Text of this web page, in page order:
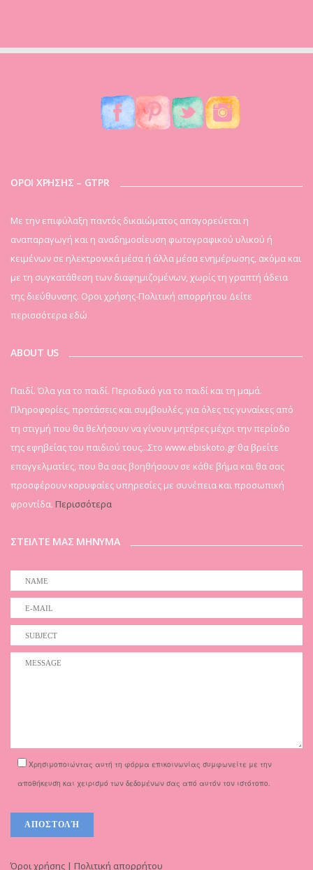
ΟΡΟΙ ΧΡΗΣΗΣ – GTPR
Mε την επιφύλαξη παντός δικαιώματος απαγορεύεται η
αναπαραγωγή και η αναδημοσίευση φωτογραφικού υλικού ή
κειμένων σε ηλεκτρονικά μέσα ή άλλα μέσα ενημέρωσης, ακόμα και
με τη συγκατάθεση των διαφημιζομένων, χωρίς τη γραπτή άδεια
της διεύθυνσης. Οροι χρήσης-Πολιτική απορρήτου Δείτε
περισσότερα εδώ
ABOUT US
Παιδί. Όλα για το παιδί. Περιοδικό για το παιδί και τη μαμά.
Πληροφορίες, προτάσεις και συμβουλές, για όλες τις γυναίκες από
τη στιγμή που θα θελήσουν να γίνουν μητέρες μέχρι την περίοδο
της εφηβείας του παιδιού τους...Στο www.ebiskoto.gr θα βρείτε
επαγγελματίες, που θα σας βοηθήσουν σε κάθε βήμα και θα σας
προσφέρουν κορυφαίες υπηρεσίες με συνέπεια και προσωπική
φροντίδα. Περισσότερα
ΣΤΕΙΛΤΕ ΜΑΣ ΜΗΝΥΜΑ
Χρησιμοποιώντας αυτή τη φόρμα επικοινωνίας συμφωνείτε με την
αποθήκευση και χειρισμό των δεδομένων σας από αυτόν τον ιστότοπο.
Όροι χρήσης | Πολιτική απορρήτου